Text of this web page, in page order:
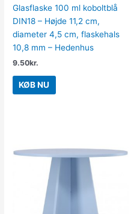
Glasflaske 100 ml koboltblå
DIN18 – Højde 11,2 cm,
diameter 4,5 cm, flaskehals
10,8 mm – Hedenhus
9.50kr.
KØB NU